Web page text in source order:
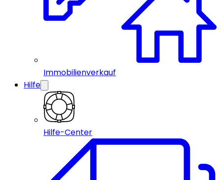
Immobilienverkauf
Hilfe
Hilfe-Center